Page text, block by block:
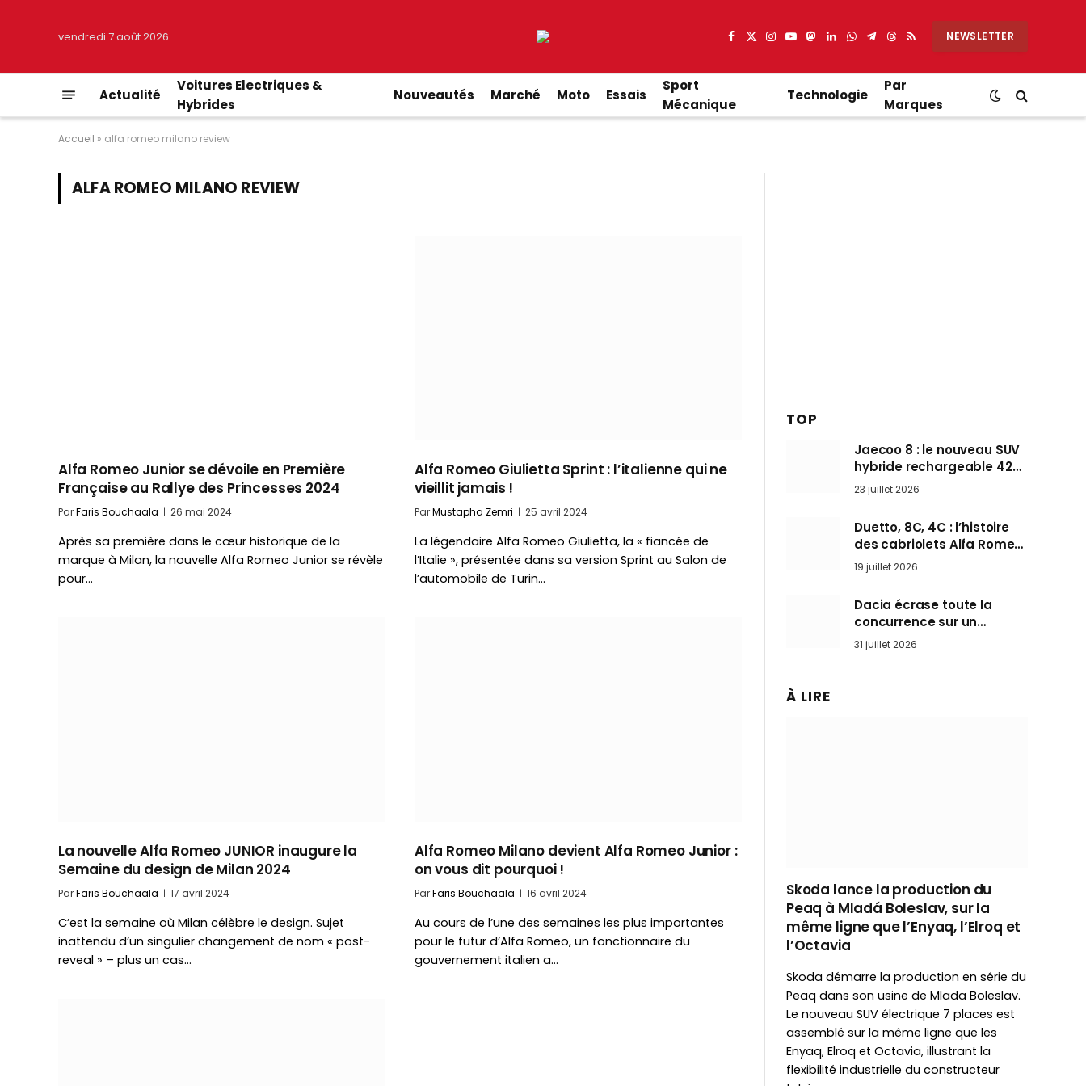
vendredi 7 août 2026 Facebook
X
Instagram
YouTube
Mastodon
LinkedIn
WhatsApp
Partager
Telegram
Threads
RSS NEWSLETTER
Actualité
Voitures Electriques &
Hybrides
Nouveautés Marché Moto Essais
Sport
Mécanique
Technologie
Par
Marques
Accueil » alfa romeo milano review
ALFA ROMEO MILANO REVIEW
Alfa Romeo Junior se dévoile en Première
Française au Rallye des Princesses 2024
ParFaris Bouchaala 26 mai 2024
Après sa première dans le cœur historique de la
marque à Milan, la nouvelle Alfa Romeo Junior se révèle
pour…
Alfa Romeo Giulietta Sprint : l’italienne qui ne
vieillit jamais !
ParMustapha Zemri 25 avril 2024
La légendaire Alfa Romeo Giulietta, la « fiancée de
l’Italie », présentée dans sa version Sprint au Salon de
l’automobile de Turin…
La nouvelle Alfa Romeo JUNIOR inaugure la
Semaine du design de Milan 2024
ParFaris Bouchaala 17 avril 2024
C’est la semaine où Milan célèbre le design. Sujet
inattendu d’un singulier changement de nom « post-
reveal » – plus un cas…
Alfa Romeo Milano devient Alfa Romeo Junior :
on vous dit pourquoi !
ParFaris Bouchaala 16 avril 2024
Au cours de l’une des semaines les plus importantes
pour le futur d’Alfa Romeo, un fonctionnaire du
gouvernement italien a…
TOP
Jaecoo 8 : le nouveau SUV
hybride rechargeable 428
ch qui vise l’Audi Q7 arrive
en Europe cet automne
23 juillet 2026
Duetto, 8C, 4C : l’histoire
des cabriolets Alfa Romeo,
ces Spider qui ont défini
l’art de rouler cheveux au
vent
19 juillet 2026
Dacia écrase toute la
concurrence sur un
marché où personne ne
l’attendait
31 juillet 2026
À LIRE
Skoda lance la production du
Peaq à Mladá Boleslav, sur la
même ligne que l’Enyaq, l’Elroq et
l’Octavia
Skoda démarre la production en série du
Peaq dans son usine de Mlada Boleslav.
Le nouveau SUV électrique 7 places est
assemblé sur la même ligne que les
Enyaq, Elroq et Octavia, illustrant la
flexibilité industrielle du constructeur